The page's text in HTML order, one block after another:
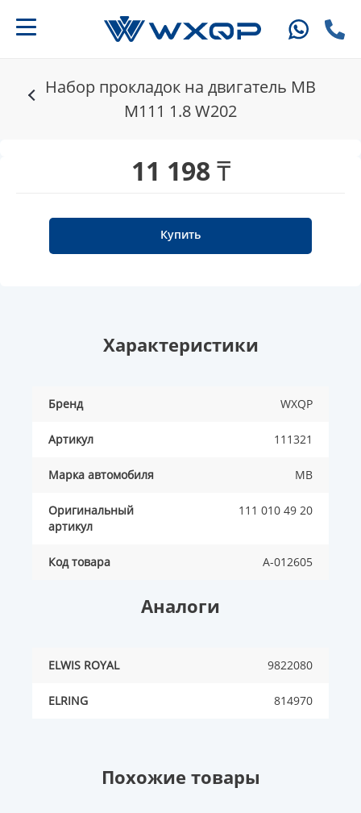
Набор прокладок на двигатель MB
M111 1.8 W202
11 198 ₸
Купить
Характеристики
Бренд WXQP
Артикул 111321
Марка автомобиля MB
Оригинальный
артикул
111 010 49 20
Код товара A-012605
Аналоги
ELWIS ROYAL 9822080
ELRING 814970
Похожие товары